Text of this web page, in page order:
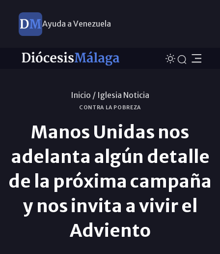
Ayuda a Venezuela
Inicio / Iglesia Noticia
CONTRA LA POBREZA
Manos Unidas nos
adelanta algún detalle
de la próxima campaña
y nos invita a vivir el
Adviento